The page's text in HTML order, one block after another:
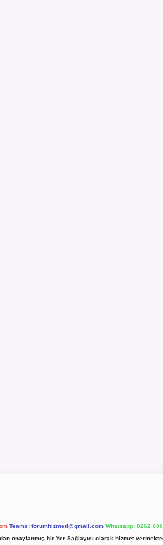
Teams: forumhizmeti@gmail.com Whatsapp: 0262
onaylanmış bir Yer Sağlayıcı olarak hizmet